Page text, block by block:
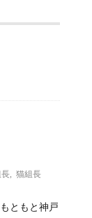
長, 猫組長
ともと神戸